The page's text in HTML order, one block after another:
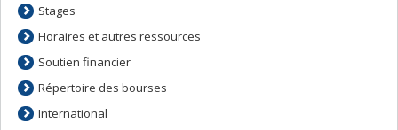
Stages
Horaires et autres ressources
Soutien financier
Répertoire des bourses
International